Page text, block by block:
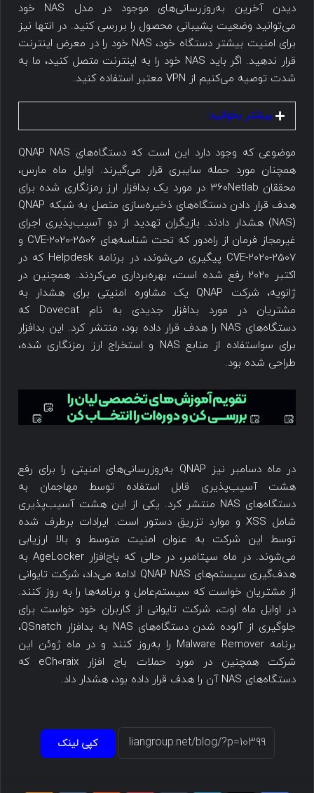
دیدن آخرین به‌روزرسانی‌های موجود در مدل NAS خود
می‌توانید وضعیت پشیبانی محصول را بررسی کنید. در انتها نیز
برای امنیت بیشتر دستگاه خود، NAS خود را در معرض اینترنت
قرار ندهید. اگر باید NAS خود را به اینترنت متصل کنید، ما به
شدت توصیه می‌کنیم از VPN معتبر استفاده کنید.
بیشتر بخوانید:
موضوعی که وجود دارد این است که دستگاه‌های QNAP NAS
همچنان مورد حمله سایبری قرار می‌گیرند. اوایل ماه مارس،
محققان 360Netlab در مورد یک بدافزار ارز رمزنگاری شده برای
هدف قرار دادن دستگاه‌های ذخیره‌سازی متصل به شبکه QNAP
(NAS) هشدار دادند. بازیگران تهدید از دو آسیب‌پذیری اجرای
غیرمجاز فرمان از راه‌دور که تحت شناسه‌های CVE-2020-2506 و
CVE-2020-2507 پیگیری می‌شوند، در برنامه Helpdesk که در
اکتبر 2020 رفع شده است، بهره‌برداری می‌کردند. همچنین در
ژانویه، شرکت QNAP یک مشاوره امنیتی برای هشدار به
مشتریان در مورد بدافزار جدیدی به نام Dovecat که
دستگاه‌های NAS را هدف قرار داده بود، منتشر کرد. این بدافزار
برای سواستفاده از منابع NAS و استخراج ارز رمزنگاری شده،
طراحی شده بود.
در ماه دسامبر نیز QNAP به‌روزرسانی‌های امنیتی را برای رفع
هشت آسیب‌پذیری قابل استفاده توسط مهاجمان به
دستگاه‌های NAS منتشر کرد. یکی از این هشت آسیب‌پذیری
شامل XSS و موارد تزریق دستور است. ایرادات برطرف شده
توسط این شرکت به عنوان امنیت متوسط و بالا ارزیابی
می‌شوند. در ماه سپتامبر، در حالی که باج‌افزار AgeLocker به
هدف‌گیری سیستم‌های QNAP NAS ادامه می‌داد، شرکت تایوانی
از مشتریان خواست که سیستم‌عامل و برنامه‌ها را به روز کنند.
در اوایل ماه اوت، شرکت تایوانی از کاربران خود خواست برای
جلوگیری از آلوده شدن دستگاه‌های NAS به بدافزار QSnatch،
برنامه Malware Remover را به‌روز کنند و در ماه ژوئن این
شرکت همچنین در مورد حملات باج افزار eCh0raix که
دستگاه‌های NAS آن را هدف قرار داده بود، هشدار داد.
کپی لینک